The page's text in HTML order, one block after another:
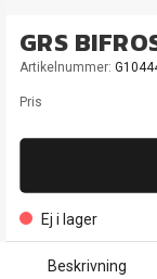
GRS
Artikelnummer:
Pris
Ej i lager
Beskrivning